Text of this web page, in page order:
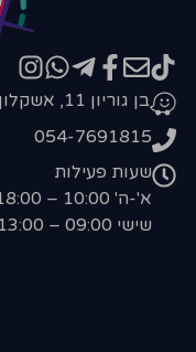
בן גוריון 11, אשקלון
054-7691815
שעות פעילות
א'-ה' 10:00 – 18:00
שישי 09:00 – 13:00